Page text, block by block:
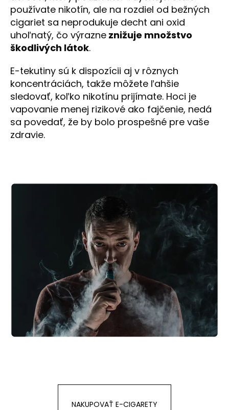
používate nikotín, ale na rozdiel od bežných
cigariet sa neprodukuje decht ani oxid
uhoľnatý, čo výrazne znižuje množstvo
škodlivých látok.
E-tekutiny sú k dispozícii aj v rôznych
koncentráciách, takže môžete ľahšie
sledovať, koľko nikotínu prijímate. Hoci je
vapovanie menej rizikové ako fajčenie, nedá
sa povedať, že by bolo prospešné pre vaše
zdravie.
NAKUPOVAŤ E-CIGARETY